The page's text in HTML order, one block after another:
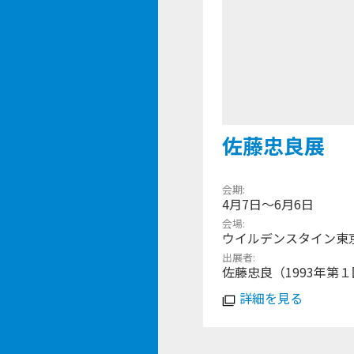
佐藤忠良展
会期
4月7日〜6月6日
会場
ウイルデンスタイン東
出展者
佐藤忠良（1993年第１
詳細を見る